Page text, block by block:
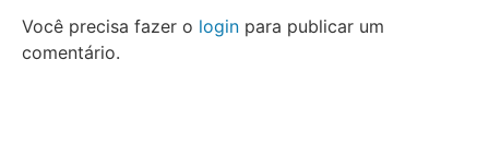
Você precisa fazer o login para publicar um
comentário.